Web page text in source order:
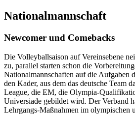
Nationalmannschaft
Newcomer und Comebacks
Die Volleyballsaison auf Vereinsebene
zu, parallel starten schon die
Nationalmannschaften auf die Aufgaben
den Kader, aus dem das deutsche Team
League, die EM, die Olympia-
Universiade gebildet wird. Der Verband
Lehrgangs-Maßnahmen im olympischen